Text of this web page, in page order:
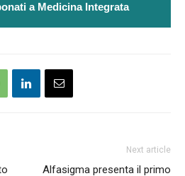
a Medicina Integrata
Next article
Alfasigma presenta il primo